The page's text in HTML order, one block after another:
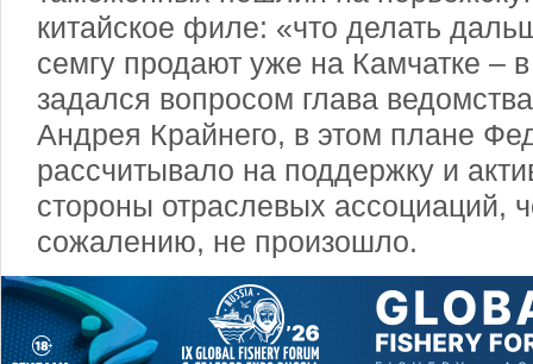
китайское филе: «что делать
семгу продают уже на Камчатке –
задался вопросом глава
Андрея Крайнего, в этом плане
рассчитывало на поддержку и
стороны отраслевых ассоциаций,
сожалению, не произошло.